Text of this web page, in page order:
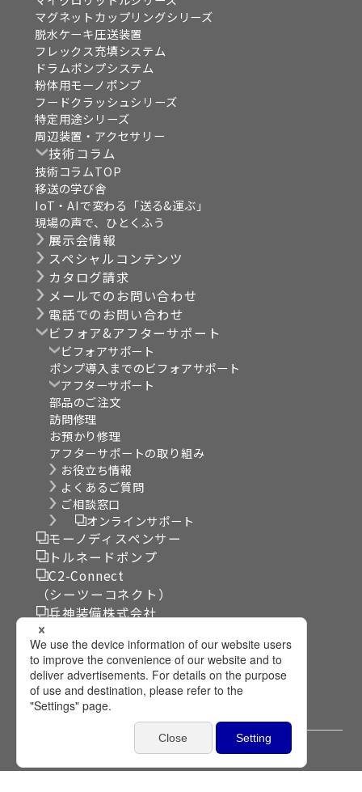
マグネットカップリングシリーズ
脱水ケーキ圧送装置
フレックス充填システム
ドラムポンプシステム
粉体用モーノポンプ
フードクラッシュシリーズ
特定用途シリーズ
周辺装置・アクセサリー
技術コラム
技術コラムTOP
移送の学び舎
IoT・AIで変わる「送る&運ぶ」
現場の声で、ひとくふう
展示会情報
スペシャルコンテンツ
カタログ請求
メールでのお問い合わせ
電話でのお問い合わせ
ビフォア&アフターサポート
ビフォアサポート
ポンプ導入までのビフォアサポート
アフターサポート
部品のご注文
訪問修理
お預かり修理
アフターサポートの取り組み
お役立ち情報
よくあるご質問
ご相談窓口
オンラインサポート
モーノディスペンサー
トルネードポンプ
C2-Connect
（シーツーコネクト）
兵神装備株式会社
リンク集
サイト利用規約
個人情報保護方針
プライバシー設定
©2024 HEISHIN Ltd. All Rights Reserved.